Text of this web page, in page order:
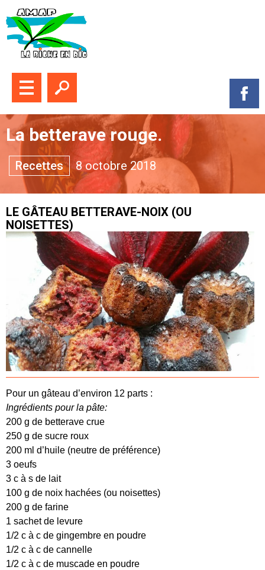
Ouvrir la recherche
La betterave rouge.
Themes :
Recettes 8 octobre 2018
LE GÂTEAU BETTERAVE-NOIX (OU
NOISETTES)
Pour un gâteau d’environ 12 parts :
Ingrédients pour la pâte:
200 g de betterave crue
250 g de sucre roux
200 ml d’huile (neutre de préférence)
3 oeufs
3 c à s de lait
100 g de noix hachées (ou noisettes)
200 g de farine
1 sachet de levure
1/2 c à c de gingembre en poudre
1/2 c à c de cannelle
1/2 c à c de muscade en poudre